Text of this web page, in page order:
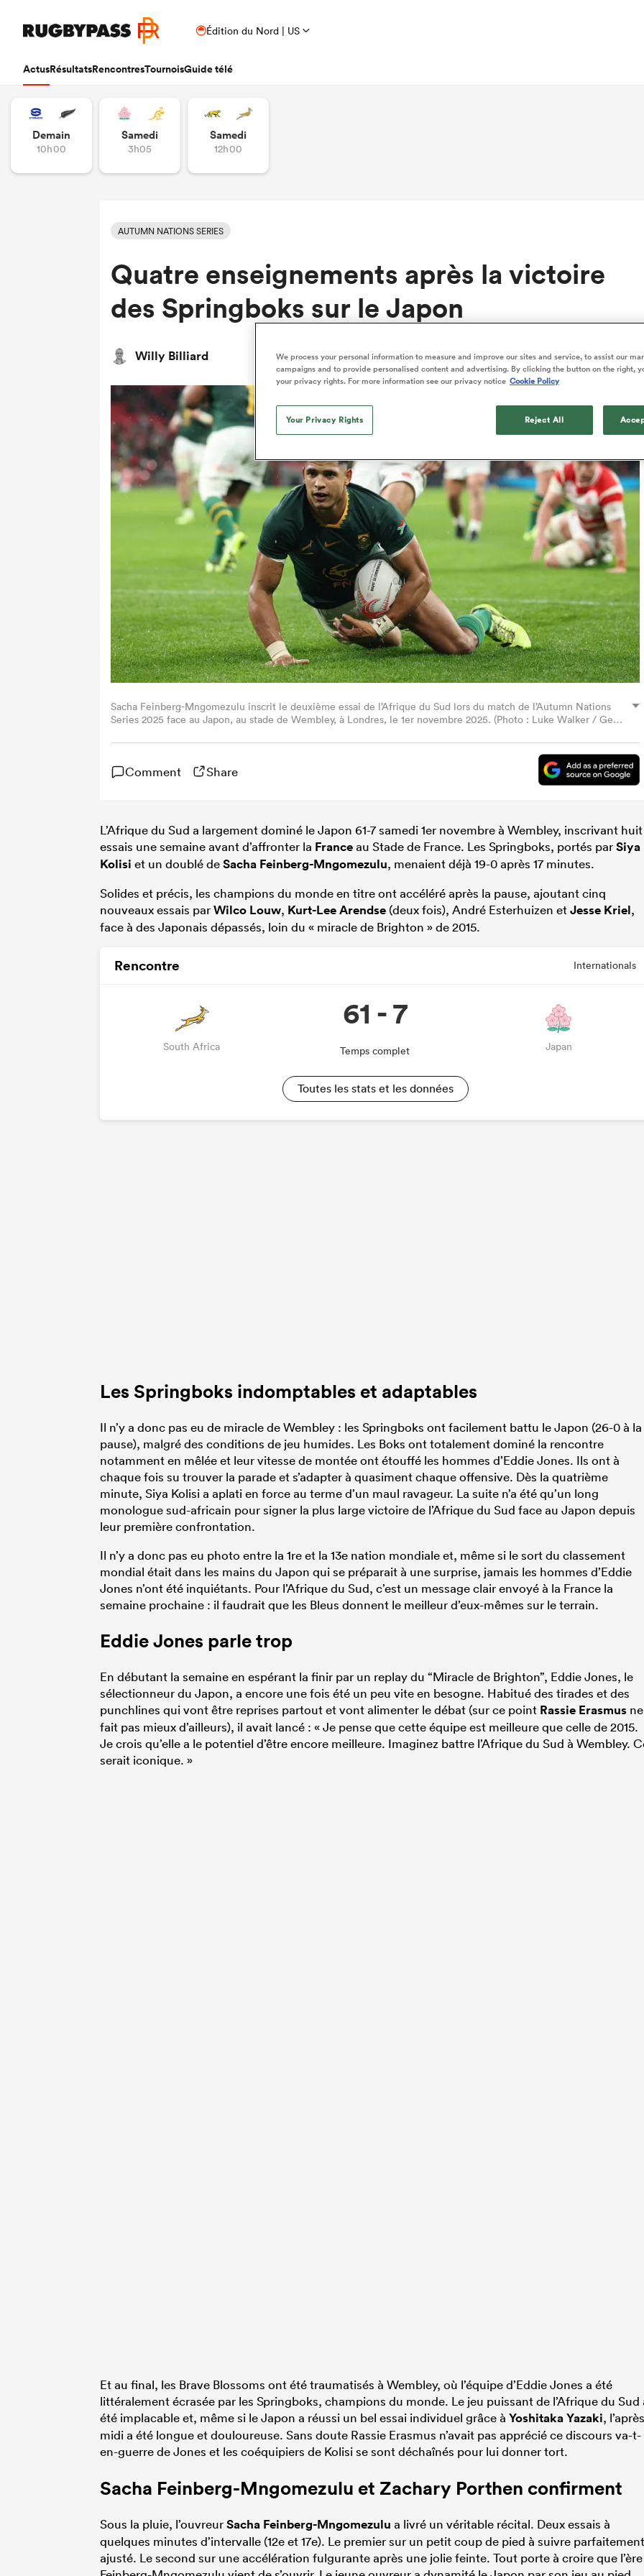
Édition du Nord | US
ActusRésultatsRencontresTournoisGuide télé
Demain
10h00
Samedi
3h05
Samedi
12h00
AUTUMN NATIONS SERIES
Quatre enseignements après la victoire
des Springboks sur le Japon
Willy Billiard
Updated: 1 November 2025 22:35 PDT
Sacha Feinberg-Mngomezulu inscrit le deuxième essai de l’Afrique du Sud lors du match de l’Autumn Nations
Series 2025 face au Japon, au stade de Wembley, à Londres, le 1er novembre 2025. (Photo : Luke Walker / Getty
Comment Share
L’Afrique du Sud a largement dominé le Japon 61-7 samedi 1er novembre à Wembley, inscrivant huit
essais une semaine avant d’affronter la Franceau Stade de France. Les Springboks, portés parSiya
Kolisi et un doublé deSacha Feinberg-Mngomezulu, menaient déjà 19-0 après 17 minutes.
Solides et précis, les champions du monde en titre ont accéléré après la pause, ajoutant cinq
nouveaux essais parWilco Louw, Kurt-Lee Arendse (deux fois), André Esterhuizen etJesse Kriel,
face à des Japonais dépassés, loin du « miracle de Brighton » de 2015.
Rencontre Internationals
South Africa
61 - 7
Temps complet Japan
Toutes les stats et les données
Les Springboks indomptables et adaptables
Il n’y a donc pas eu de miracle de Wembley : les Springboks ont facilement battu le Japon (26-0 à la
pause), malgré des conditions de jeu humides. Les Boks ont totalement dominé la rencontre
notamment en mêlée et leur vitesse de montée ont étouffé les hommes d’Eddie Jones. Ils ont à
chaque fois su trouver la parade et s’adapter à quasiment chaque offensive. Dès la quatrième
minute, Siya Kolisi a aplati en force au terme d’un maul ravageur. La suite n’a été qu’un long
monologue sud-africain pour signer la plus large victoire de l’Afrique du Sud face au Japon depuis
leur première confrontation.
Il n’y a donc pas eu photo entre la 1re et la 13e nation mondiale et, même si le sort du classement
mondial était dans les mains du Japon qui se préparait à une surprise, jamais les hommes d’Eddie
Jones n’ont été inquiétants. Pour l’Afrique du Sud, c’est un message clair envoyé à la France la
semaine prochaine : il faudrait que les Bleus donnent le meilleur d’eux-mêmes sur le terrain.
Eddie Jones parle trop
En débutant la semaine en espérant la finir par un replay du “Miracle de Brighton”, Eddie Jones, le
sélectionneur du Japon, a encore une fois été un peu vite en besogne. Habitué des tirades et des
punchlines qui vont être reprises partout et vont alimenter le débat (sur ce point Rassie Erasmus ne
fait pas mieux d’ailleurs), il avait lancé : « Je pense que cette équipe est meilleure que celle de 2015.
Je crois qu’elle a le potentiel d’être encore meilleure. Imaginez battre l’Afrique du Sud à Wembley.
serait iconique. »
Et au final, les Brave Blossoms ont été traumatisés à Wembley, où l’équipe d’Eddie Jones a été
littéralement écrasée par les Springboks, champions du monde. Le jeu puissant de l’Afrique du Sud
été implacable et, même si le Japon a réussi un bel essai individuel grâce à Yoshitaka Yazaki,
midi a été longue et douloureuse. Sans doute Rassie Erasmus n’avait pas apprécié ce discours va-t-
en-guerre de Jones et les coéquipiers de Kolisi se sont déchaînés pour lui donner tort.
Sacha Feinberg-Mngomezulu et Zachary Porthen confirment
Sous la pluie, l’ouvreurSacha Feinberg-Mngomezulu a livré un véritable récital. Deux essais à
quelques minutes d’intervalle (12e et 17e). Le premier sur un petit coup de pied à suivre parfaitement
ajusté. Le second sur une accélération fulgurante après une jolie feinte. Tout porte à croire que l’ère
We process your personal information to measure and improve our sites and service, to assist our
campaigns and to provide personalised content and advertising. By clicking the button on the right,
your privacy rights. For more information see our privacy notice Cookie Policy
Your Privacy Rights Reject All